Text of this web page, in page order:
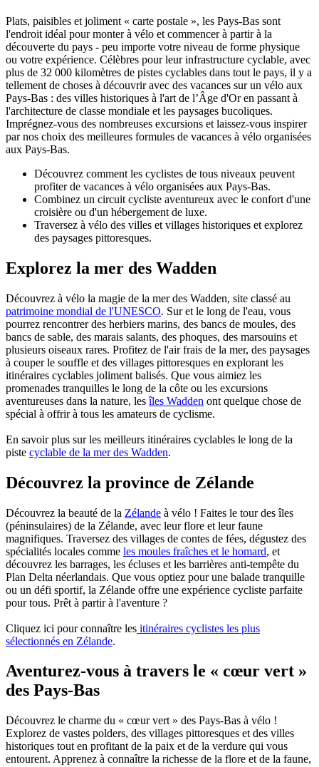
Plats, paisibles et joliment « carte postale », les Pays-Bas sont
l'endroit idéal pour monter à vélo et commencer à partir à la
découverte du pays - peu importe votre niveau de forme physique
ou votre expérience. Célèbres pour leur infrastructure cyclable, avec
plus de 32 000 kilomètres de pistes cyclables dans tout le pays, il y a
tellement de choses à découvrir avec des vacances sur un vélo aux
Pays-Bas : des villes historiques à l'art de l’Âge d'Or en passant à
l'architecture de classe mondiale et les paysages bucoliques.
Imprégnez-vous des nombreuses excursions et laissez-vous inspirer
par nos choix des meilleures formules de vacances à vélo organisées
aux Pays-Bas.
Découvrez comment les cyclistes de tous niveaux peuvent
profiter de vacances à vélo organisées aux Pays-Bas.
Combinez un circuit cycliste aventureux avec le confort d'une
croisière ou d'un hébergement de luxe.
Traversez à vélo des villes et villages historiques et explorez
des paysages pittoresques.
Explorez la mer des Wadden
Découvrez à vélo la magie de la mer des Wadden, site classé au
patrimoine mondial de l'UNESCO. Sur et le long de l'eau, vous
pourrez rencontrer des herbiers marins, des bancs de moules, des
bancs de sable, des marais salants, des phoques, des marsouins et
plusieurs oiseaux rares. Profitez de l'air frais de la mer, des paysages
à couper le souffle et des villages pittoresques en explorant les
itinéraires cyclables joliment balisés. Que vous aimiez les
promenades tranquilles le long de la côte ou les excursions
aventureuses dans la nature, lesîles Wadden ont quelque chose de
spécial à offrir à tous les amateurs de cyclisme.
En savoir plus sur les meilleurs itinéraires cyclables le long de la
piste cyclable de la mer des Wadden.
Découvrez la province de Zélande
Découvrez la beauté de la Zélande à vélo ! Faites le tour des îles
(péninsulaires) de la Zélande, avec leur flore et leur faune
magnifiques. Traversez des villages de contes de fées, dégustez des
spécialités locales comme les moules fraîches et le homard, et
découvrez les barrages, les écluses et les barrières anti-tempête du
Plan Delta néerlandais. Que vous optiez pour une balade tranquille
ou un défi sportif, la Zélande offre une expérience cycliste parfaite
pour tous. Prêt à partir à l'aventure ?
Cliquez ici pour connaître les itinéraires cyclistes les plus
sélectionnés en Zélande.
Aventurez-vous à travers le « cœur vert »
des Pays-Bas
Découvrez le charme du « cœur vert » des Pays-Bas à vélo !
Explorez de vastes polders, des villages pittoresques et des villes
historiques tout en profitant de la paix et de la verdure qui vous
entourent. Apprenez à connaître la richesse de la flore et de la faune,